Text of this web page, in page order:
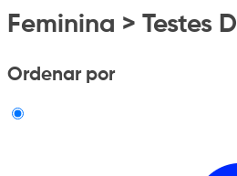
Feminina > Testes
Ordenar por